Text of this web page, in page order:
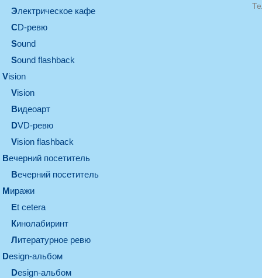
электрическое кафе
CD-ревю
sound
Sound flashback
vision
vision
видеоарт
DVD-ревю
Vision flashback
вечерний посетитель
вечерний посетитель
миражи
et cetera
кинолабиринт
литературное ревю
design-альбом
design-альбом